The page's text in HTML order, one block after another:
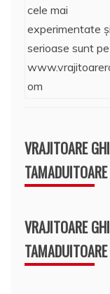
VRAJITOARE
VRAJITOARE